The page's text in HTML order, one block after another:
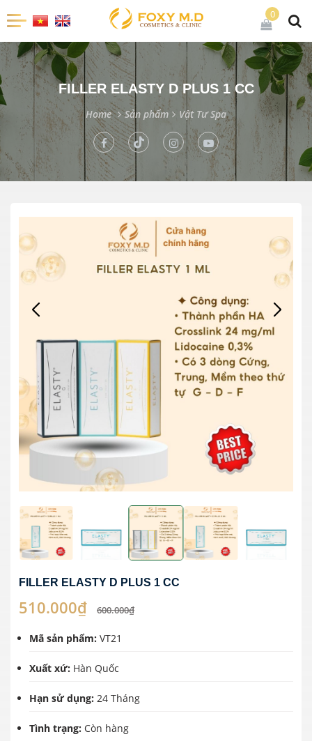
0
FILLER ELASTY D PLUS 1 CC
Home Sản phẩm Vật Tư Spa
FILLER ELASTY D PLUS 1 CC
510.000₫ 600.000₫
Mã sản phẩm: VT21
Xuất xứ: Hàn Quốc
Hạn sử dụng: 24 Tháng
Tình trạng: Còn hàng